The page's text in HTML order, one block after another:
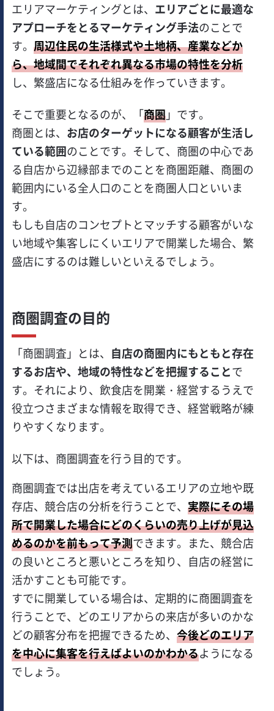
エリアマーケティングとは、 エリアごとに最適な
アプローチをとるマーケティング手法のことで
す。周辺住民の生活様式や土地柄、産業などか
ら、地域間でそれぞれ異なる市場の特性を分析
し、繁盛店になる仕組みを作っていきます。
そこで重要となるのが、「商圏」です。
商圏とは、 お店のターゲットになる顧客が生活し
ている範囲のことです。そして、商圏の中心であ
る自店から辺縁部までのことを商圏距離、商圏の
範囲内にいる全人口のことを商圏人口といいま
す。
もしも自店のコンセプトとマッチする顧客がいな
い地域や集客しにくいエリアで開業した場合、繁
盛店にするのは難しいといえるでしょう。
商圏調査の目的
「商圏調査」とは、 自店の商圏内にもともと存在
するお店や、地域の特性などを把握することで
す。それにより、飲食店を開業・経営するうえで
役立つさまざまな情報を取得でき、経営戦略が練
りやすくなります。
以下は、商圏調査を行う目的です。
商圏調査では出店を考えているエリアの立地や既
存店、競合店の分析を行うことで、実際にその場
所で開業した場合にどのくらいの売り上げが見込
めるのかを前もって予測できます。また、競合店
の良いところと悪いところを知り、自店の経営に
活かすことも可能です。
すでに開業している場合は、定期的に商圏調査を
行うことで、どのエリアからの来店が多いのかな
どの顧客分布を把握できるため、今後どのエリア
を中心に集客を行えばよいのかわかるようになる
でしょう。